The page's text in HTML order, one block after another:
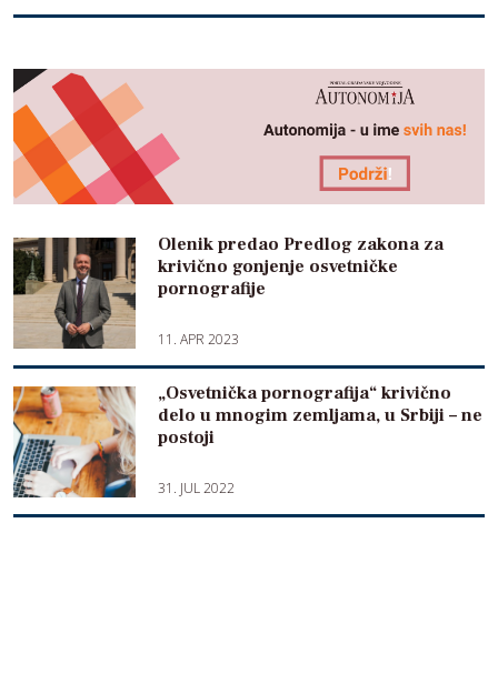
Olenik predao Predlog zakona za
krivično gonjenje osvetničke
pornografije
11. APR 2023
„Osvetnička pornografija“ krivično
delo u mnogim zemljama, u Srbiji – ne
postoji
31. JUL 2022